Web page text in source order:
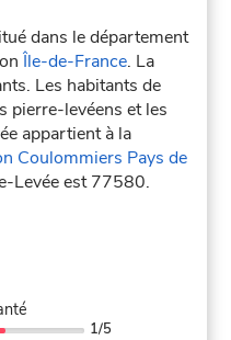
dans le département
Île-de-France. La
Les habitants de
pierre-levéens et les
appartient à la
Coulommiers Pays de
Levée est 77580.
1/5